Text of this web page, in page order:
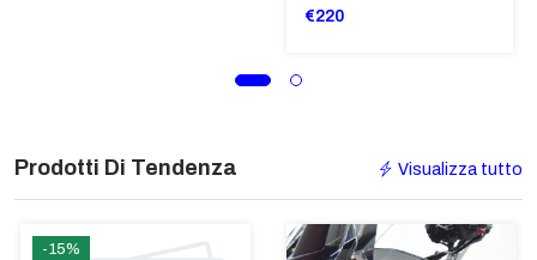
€220
Prodotti Di Tendenza Visualizza tutto
-15%